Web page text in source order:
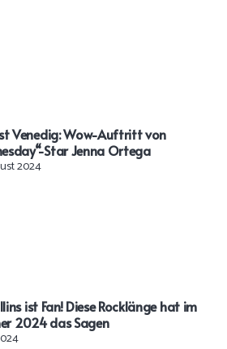
Venedig: Wow-Auftritt von
Star Jenna Ortega
2024
ist Fan! Diese Rocklänge hat im
2024 das Sagen